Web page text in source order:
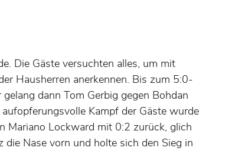
Die Gäste versuchten alles, um mit
Hausherren anerkennen. Bis zum 5:0-
dann Tom Gerbig gegen Bohdan
Kampf der Gäste wurde
Mariano Lockward mit 0:2 zurück, glich
Nase vorn und holte sich den Sieg in